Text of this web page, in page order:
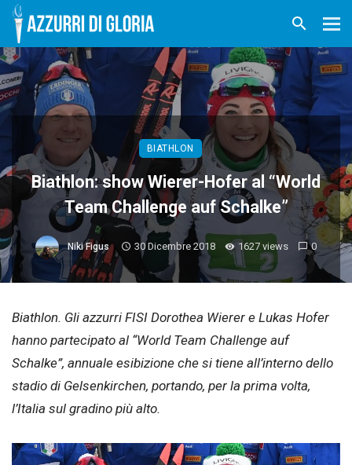
BIATHLON
Biathlon: show Wierer-Hofer al “World
Team Challenge auf Schalke”
Niki Figus 30 Dicembre 2018 1627 views 0
Biathlon. Gli azzurri FISI Dorothea Wierer e Lukas Hofer
hanno partecipato al “World Team Challenge auf
Schalke”, annuale esibizione che si tiene all’interno dello
stadio di Gelsenkirchen, portando, per la prima volta,
l’Italia sul gradino più alto.